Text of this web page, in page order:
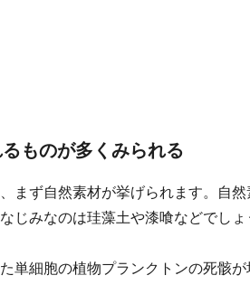
ものが多くみられる
まず自然素材が挙げられます。自
じみなのは珪藻土や漆喰などでしょ
単細胞の植物プランクトンの死骸